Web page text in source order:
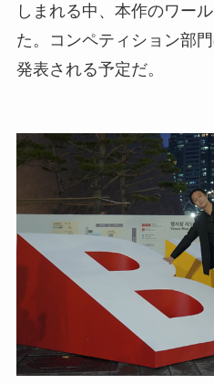
しまれる中、本作のワー
た。コンペティション部
発表される予定だ。